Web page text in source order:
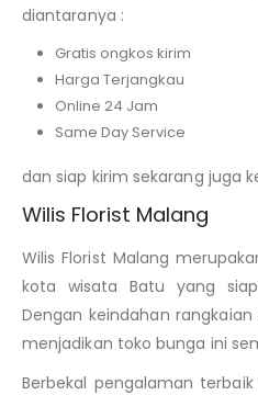
diantaranya :
Gratis ongkos kirim
Harga Terjangkau
Online 24 Jam
Same Day Service
dan siap kirim sekarang juga
Wilis Florist Malang
Wilis Florist Malang
kota wisata Batu yang
Dengan keindahan
menjadikan toko bunga ini
Berbekal pengalaman